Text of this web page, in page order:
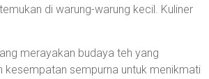
di warung-warung kecil. Kuliner
merayakan budaya teh yang
kesempatan sempurna untuk menikmati